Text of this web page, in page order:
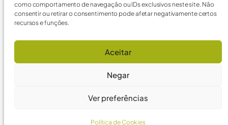
como comportamento de navegação ou IDs exclusivos neste site. Não
consentir ou retirar o consentimento pode afetar negativamente certos
recursos e funções.
Aceitar
Negar
Ver preferências
Política de Cookies